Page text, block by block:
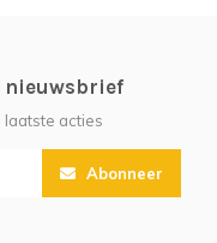
nieuwsbrief
laatste acties
Abonneer